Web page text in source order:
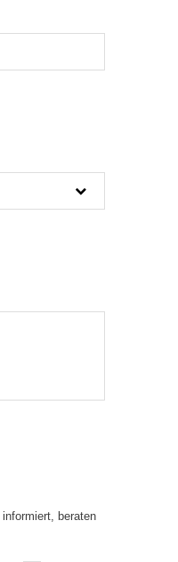
beraten